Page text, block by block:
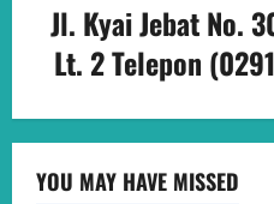
Jl. Kyai Jebat No.
Lt. 2 Telepon
YOU MAY HAVE MISSED